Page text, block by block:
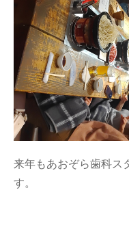
来年もあおぞら歯科ス
す。